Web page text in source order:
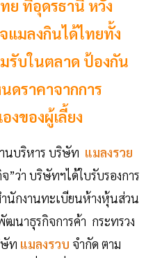
ย ที่อุดรธานี หวัง
แมลงกินได้ไทยทั้ง
รับในตลาด ป้องกัน
ดราคาจากการ
งของผู้เลี้ยง
นบริหาร บริษัท แมลงรวย
”ว่า บริษัทฯได้ใบรับรองการ
นักงานทะเบียนห้างหุ้นส่วน
นาธุรกิจการค้า กระทรวง
ท แมลงรวบ จำกัด ตาม